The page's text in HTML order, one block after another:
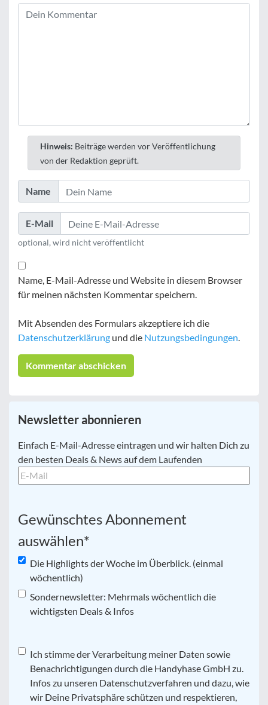
Hinweis: Beiträge werden vor Veröffentlichung
von der Redaktion geprüft.
Name
E-Mail
optional, wird nicht veröffentlicht
Name, E-Mail-Adresse und Website in diesem Browser
für meinen nächsten Kommentar speichern.
Mit Absenden des Formulars akzeptiere ich die
Datenschutzerklärung und die Nutzungsbedingungen.
Newsletter abonnieren
E-
Mail *
Einfach E-Mail-Adresse eintragen und wir halten Dich zu
den besten Deals & News auf dem Laufenden
Gewünschtes Abonnement
auswählen*
Die Highlights der Woche im Überblick. (einmal
wöchentlich)
Sondernewsletter: Mehrmals wöchentlich die
wichtigsten Deals & Infos
Datenschutz*
Ich stimme der Verarbeitung meiner Daten sowie
Benachrichtigungen durch die Handyhase GmbH zu.
Infos zu unseren Datenschutzverfahren und dazu, wie
wir Deine Privatsphäre schützen und respektieren,